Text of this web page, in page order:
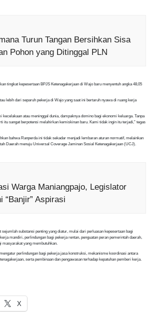
Turun Tangan Bersihkan Sisa
Pohon yang Ditinggal PLN
tingkat kepesertaan BPJS Ketenagakerjaan di Wajo baru menyentuh angka 48,05
lebih dari separuh pekerja di Wajo yang saat ini bertaruh nyawa di ruang kerja
kecelakaan atau meninggal dunia, dampaknya domino bagi ekonomi keluarga. Tanpa
itu sangat berpotensi melahirkan kemiskinan baru. Kami tidak ingin itu terjadi,” tegas
bahwa Ranperda ini tidak sekadar menjadi lembaran aturan normatif, melainkan
Daerah menuju Universal Coverage Jaminan Sosial Ketenagakerjaan (UCJ).
Warga Maniangpajo, Legislator
“Banjir” Aspirasi
sejumlah substansi penting yang diatur, mulai dari perluasan kepesertaan bagi
mandiri, perlindungan bagi pekerja rentan, penguatan peran pemerintah daerah,
masyarakat yang membutuhkan.
perlindungan bagi pekerja jasa konstruksi, mekanisme koordinasi antara
serta pembinaan dan pengawasan terhadap kepatuhan pemberi kerja.
X